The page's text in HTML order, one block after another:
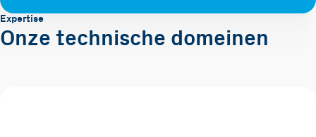
Expertise
Onze technische domeinen